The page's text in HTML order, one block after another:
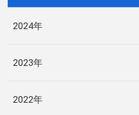
2024年
2023年
2022年